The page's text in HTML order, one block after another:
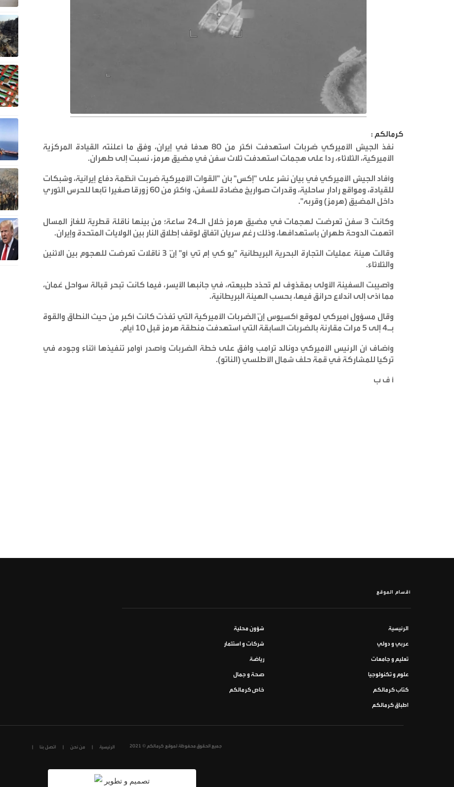
كرمالكم :
نفذ الجيش الأميركي ضربات استهدفت أكثر من 80 هدفا في إيران، وفق ما أعلنته القيادة المركزية
الأميركية، الثلاثاء، ردا على هجمات استهدفت ثلاث سفن في مضيق هرمز، نسبت إلى طهران.
وأفاد الجيش الأميركي في بيان نشر على "إكس" بأن "القوات الأميركية ضربت أنظمة دفاع إيرانية، وشبكات
للقيادة، ومواقع رادار ساحلية، وقدرات صواريخ مضادة للسفن، وأكثر من 60 زورقا صغيرا تابعا للحرس الثوري
داخل المضيق (هرمز) وقربه".
وكانت 3 سفن تعرضت لهجمات في مضيق هرمز خلال الـ24 ساعة؛ من بينها ناقلة قطرية للغاز المسال
اتّهمت الدوحة طهران باستهدافها، وذلك رغم سريان اتفاق لوقف إطلاق النار بين الولايات المتحدة وإيران.
وقالت هيئة عمليات التجارة البحرية البريطانية "يو كي إم تي أو" إنّ 3 ناقلات تعرضت للهجوم بين الاثنين
والثلاثاء.
وأُصيبت السفينة الأولى بمقذوف لم تُحدّد طبيعته، في جانبها الأيسر، فيما كانت تبحر قبالة سواحل عُمان،
مما أدّى إلى اندلاع حرائق فيها، بحسب الهيئة البريطانية.
وقال مسؤول أميركي لموقع أكسيوس إنّ الضربات الأميركية التي نُفذت كانت أكبر من حيث النطاق والقوة
بـ4 إلى 5 مرات مقارنة بالضربات السابقة التي استهدفت منطقة هرمز قبل 10 أيام
.
وأضاف أن الرئيس الأميركي دونالد ترامب وافق على خطة الضربات وأصدر أوامر تنفيذها أثناء وجوده في
تركيا للمشاركة في قمة حلف شمال الأطلسي (الناتو).
أ ف ب
أقسام الموقع
الرئيسية شؤون محلية
عربي و دولي شركات و استثمار
تعليم و جامعات رياضة
علوم و تكنولوجيا صحة و جمال
كتاب كرمالكم خاص كرمالكم
اطباق كرمالكم
جميع الحقوق محفوظة لموقع كرمالكم © 2021 اتصل بنا من نحن الرئيسية
تصميم و تطوير